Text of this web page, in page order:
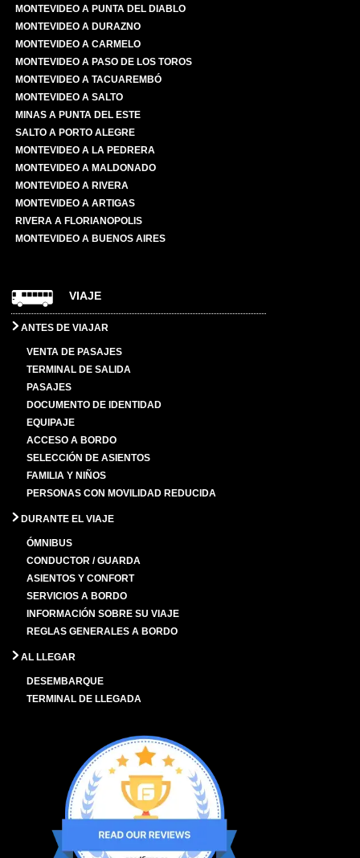
MONTEVIDEO A PUNTA DEL DIABLO
MONTEVIDEO A DURAZNO
MONTEVIDEO A CARMELO
MONTEVIDEO A PASO DE LOS TOROS
MONTEVIDEO A TACUAREMBÓ
MONTEVIDEO A SALTO
MINAS A PUNTA DEL ESTE
SALTO A PORTO ALEGRE
MONTEVIDEO A LA PEDRERA
MONTEVIDEO A MALDONADO
MONTEVIDEO A RIVERA
MONTEVIDEO A ARTIGAS
RIVERA A FLORIANOPOLIS
MONTEVIDEO A BUENOS AIRES
VIAJE
ANTES DE VIAJAR
VENTA DE PASAJES
TERMINAL DE SALIDA
PASAJES
DOCUMENTO DE IDENTIDAD
EQUIPAJE
ACCESO A BORDO
SELECCIÓN DE ASIENTOS
FAMILIA Y NIÑOS
PERSONAS CON MOVILIDAD REDUCIDA
DURANTE EL VIAJE
ÓMNIBUS
CONDUCTOR / GUARDA
ASIENTOS Y CONFORT
SERVICIOS A BORDO
INFORMACIÓN SOBRE SU VIAJE
REGLAS GENERALES A BORDO
AL LLEGAR
DESEMBARQUE
TERMINAL DE LLEGADA